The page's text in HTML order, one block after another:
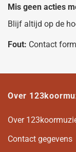
Mis geen acties
Blijf altijd op de
Fout: Contact
Over
Over
Contact gegevens